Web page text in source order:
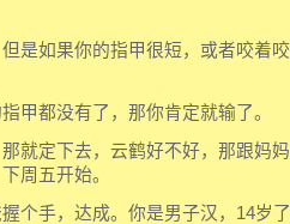
如果你的指甲很短，或者咬着咬
都没有了，那你肯定就输了。
定下去，云鹤好不好，那跟妈妈
周五开始。
手，达成。你是男子汉，14岁